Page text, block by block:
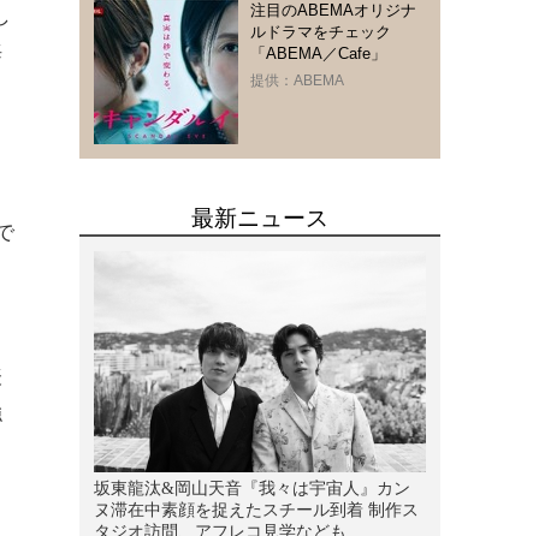
注目のABEMAオリジナ
ルドラマをチェック
「ABEMA／Cafe」
提供：ABEMA